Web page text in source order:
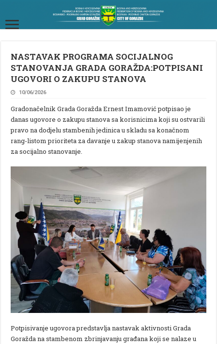
NASTAVAK PROGRAMA SOCIJALNOG
STANOVANJA GRADA GORAŽDA:POTPISANI
UGOVORI O ZAKUPU STANOVA
10/06/2026
Gradonačelnik Grada Goražda Ernest Imamović potpisao je
danas ugovore o zakupu stanova sa korisnicima koji su ostvarili
pravo na dodjelu stambenih jedinica u skladu sa konačnom
rang-listom prioriteta za davanje u zakup stanova namijenjenih
za socijalno stanovanje.
Potpisivanje ugovora predstavlja nastavak aktivnosti Grada
Goražda na stambenom zbrinjavanju građana koji se nalaze u